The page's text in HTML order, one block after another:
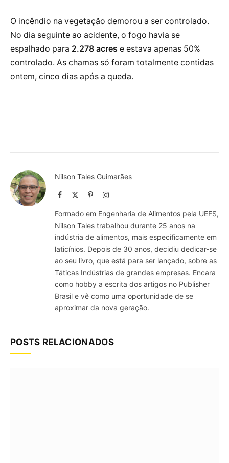
O incêndio na vegetação demorou a ser controlado.
No dia seguinte ao acidente, o fogo havia se
espalhado para 2.278 acres e estava apenas 50%
controlado. As chamas só foram totalmente contidas
ontem, cinco dias após a queda.
Nilson Tales Guimarães
Facebook PinterestInstagram
Formado em Engenharia de Alimentos pela UEFS,
Nilson Tales trabalhou durante 25 anos na
indústria de alimentos, mais especificamente em
laticínios. Depois de 30 anos, decidiu dedicar-se
ao seu livro, que está para ser lançado, sobre as
Táticas Indústrias de grandes empresas. Encara
como hobby a escrita dos artigos no Publisher
Brasil e vê como uma oportunidade de se
aproximar da nova geração.
POSTS RELACIONADOS